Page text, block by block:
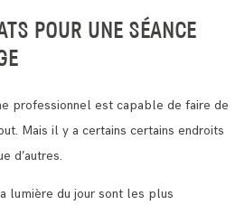
POUR UNE SÉANCE
professionnel est capable de faire de
Mais il y a certains certains endroits
d’autres.
lumière du jour sont les plus